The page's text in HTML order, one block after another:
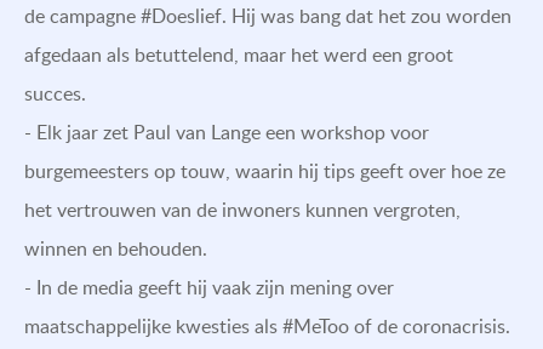
de campagne #Doeslief. Hij was bang dat het zou worden
afgedaan als betuttelend, maar het werd een groot
succes.
- Elk jaar zet Paul van Lange een workshop voor
burgemeesters op touw, waarin hij tips geeft over hoe ze
het vertrouwen van de inwoners kunnen vergroten,
winnen en behouden.
- In de media geeft hij vaak zijn mening over
maatschappelijke kwesties als #MeToo of de coronacrisis.